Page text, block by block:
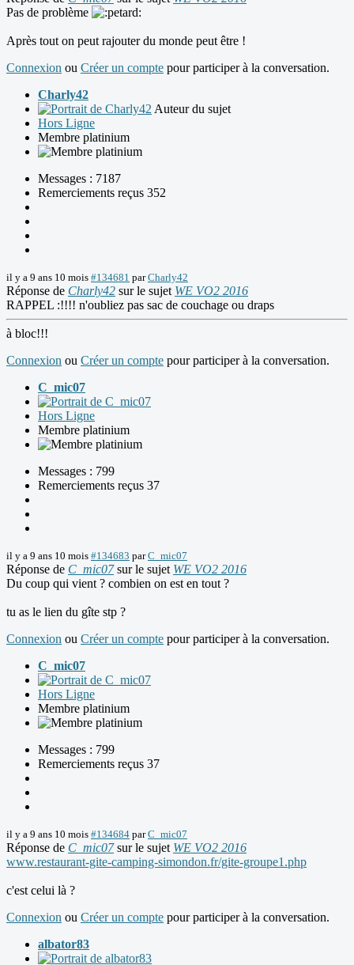
Pas de problème
Après tout on peut rajouter du monde peut être !
Connexion ou Créer un compte pour participer à la conversation.
Charly42
Auteur du sujet
Hors Ligne
Membre platinium
Messages : 7187
Remerciements reçus 352
il y a 9 ans 10 mois #134681 parCharly42
Réponse de Charly42 sur le sujet WE VO2 2016
RAPPEL :!!!! n'oubliez pas sac de couchage ou draps
à bloc!!!
Connexion ou Créer un compte pour participer à la conversation.
C_mic07
Hors Ligne
Membre platinium
Messages : 799
Remerciements reçus 37
il y a 9 ans 10 mois #134683 parC_mic07
Réponse de C_mic07sur le sujet WE VO2 2016
Du coup qui vient ? combien on est en tout ?
tu as le lien du gîte stp ?
Connexion ou Créer un compte pour participer à la conversation.
C_mic07
Hors Ligne
Membre platinium
Messages : 799
Remerciements reçus 37
il y a 9 ans 10 mois #134684 parC_mic07
Réponse de C_mic07sur le sujet WE VO2 2016
www.restaurant-gite-camping-simondon.fr/gite-groupe1.php
c'est celui là ?
Connexion ou Créer un compte pour participer à la conversation.
albator83